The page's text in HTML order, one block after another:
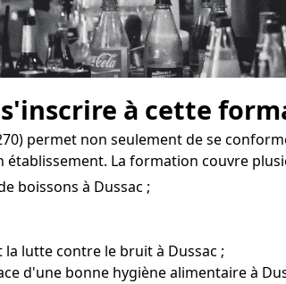
à cette
permet non seulement de se
La formation couvre
boissons à Dussac ;
lutte contre le bruit à Dussac ;
d'une bonne hygiène alimentaire à